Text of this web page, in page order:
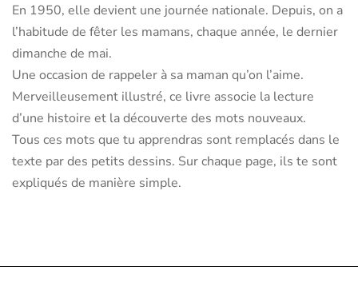
En 1950, elle devient une journée nationale. Depuis, on a
l’habitude de fêter les mamans, chaque année, le dernier
dimanche de mai.
Une occasion de rappeler à sa maman qu’on l’aime.
Merveilleusement illustré, ce livre associe la lecture
d’une histoire et la découverte des mots nouveaux.
Tous ces mots que tu apprendras sont remplacés dans le
texte par des petits dessins. Sur chaque page, ils te sont
expliqués de manière simple.